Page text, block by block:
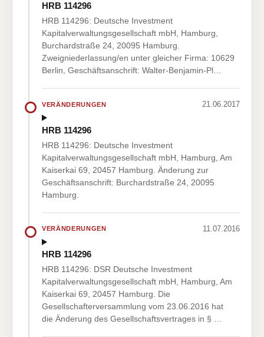
HRB 114296
HRB 114296: Deutsche Investment
Kapitalverwaltungsgesellschaft mbH, Hamburg,
Burchardstraße 24, 20095 Hamburg.
Zweigniederlassung/en unter gleicher Firma: 10629
Berlin, Geschäftsanschrift: Walter-Benjamin-Pl…
VERÄNDERUNGEN 21.06.2017
HRB 114296
HRB 114296: Deutsche Investment
Kapitalverwaltungsgesellschaft mbH, Hamburg, Am
Kaiserkai 69, 20457 Hamburg. Änderung zur
Geschäftsanschrift: Burchardstraße 24, 20095
Hamburg.
VERÄNDERUNGEN 11.07.2016
HRB 114296
HRB 114296: DSR Deutsche Investment
Kapitalverwaltungsgesellschaft mbH, Hamburg, Am
Kaiserkai 69, 20457 Hamburg. Die
Gesellschafterversammlung vom 23.06.2016 hat
die Änderung des Gesellschaftsvertrages in § …